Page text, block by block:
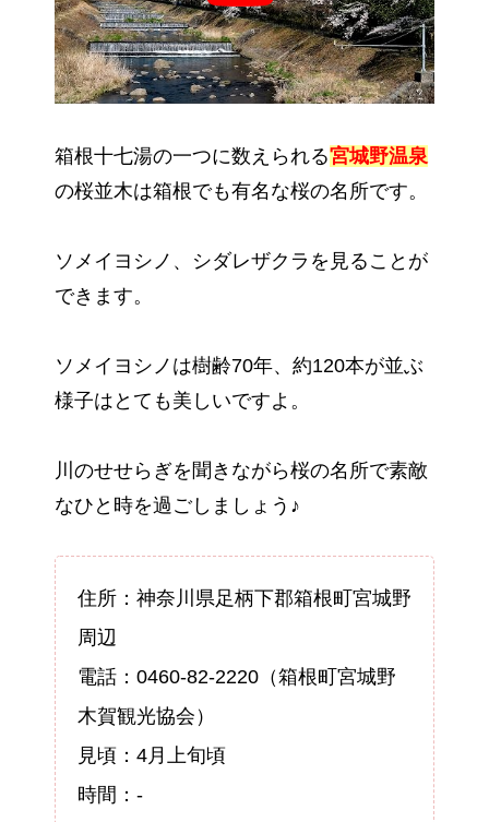
箱根十七湯の一つに数えられる宮城野温泉
の桜並木は箱根でも有名な桜の名所です。
ソメイヨシノ、シダレザクラを見ることが
できます。
ソメイヨシノは樹齢70年、約120本が並ぶ
様子はとても美しいですよ。
川のせせらぎを聞きながら桜の名所で素敵
なひと時を過ごしましょう♪
住所：神奈川県足柄下郡箱根町宮城野
周辺
電話：0460-82-2220（箱根町宮城野
木賀観光協会）
見頃：4月上旬頃
時間：-